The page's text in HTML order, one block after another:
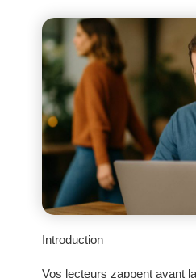
Introduction
Vos lecteurs zappent avant